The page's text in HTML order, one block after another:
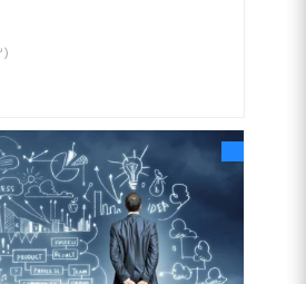
(۶۹۲۲)